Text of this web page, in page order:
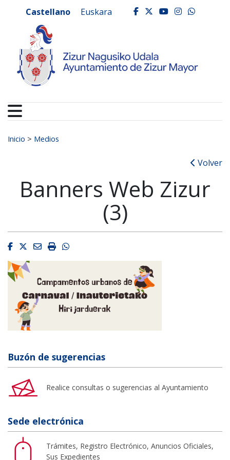
Ayuntamiento de
Castellano Euskara facebook
twitter
youtube
Buscar:
Inicio > Medios
Volver
Banners Web Zizur
(3)
Facebook
Twitter
EmailImprimirWhatsapp
Buzón de sugerencias
Realice consultas o sugerencias al Ayuntamiento
Sede electrónica
Trámites, Registro Electrónico, Anuncios Oficiales,
Sus Expedientes